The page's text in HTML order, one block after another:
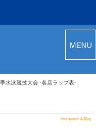
MENU
水泳競技大会 -各店ラップ表-
Information & Blog